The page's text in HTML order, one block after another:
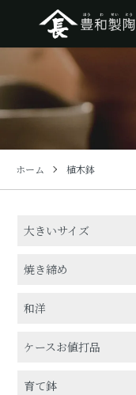
ホーム 植木鉢
カテゴリー一覧
大きいサイズ
焼き締め
和洋
ケースお値打品
育て鉢